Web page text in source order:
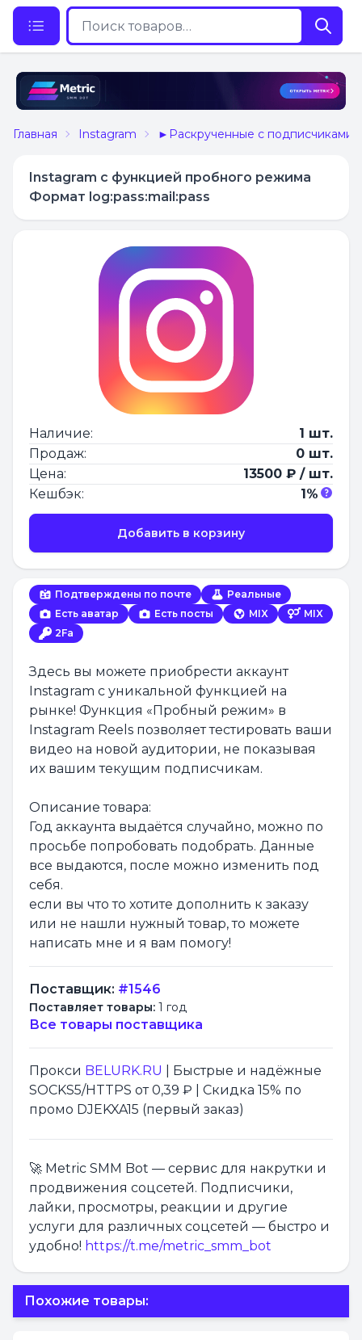
Главная Instagram ►Раскрученные с подписчиками
Instagram с функцией пробного режима
Формат log:pass:mail:pass
Подтверждены по почте
Реальные
Есть аватар
Есть посты MIX
MIX
2Fa
Здесь вы можете приобрести аккаунт
Instagram с уникальной функцией на
рынке! Функция «Пробный режим» в
Instagram Reels позволяет тестировать ваши
видео на новой аудитории, не показывая
их вашим текущим подписчикам.
Описание товара:
Год аккаунта выдаётся случайно, можно по
просьбе попробовать подобрать. Данные
все выдаются, после можно изменить под
себя.
если вы что то хотите дополнить к заказу
или не нашли нужный товар, то можете
написать мне и я вам помогу!
Поставщик: #1546
Поставляет товары: 1 год
Все товары поставщика
Прокси BELURK.RU
| Быстрые и надёжные
SOCKS5/HTTPS от 0,39 ₽ | Скидка 15% по
промо DJEKXA15 (первый заказ)
🚀 Metric SMM Bot — сервис для накрутки и
продвижения соцсетей. Подписчики,
лайки, просмотры, реакции и другие
услуги для различных соцсетей — быстро и
удобно! https://t.me/metric_smm_bot
Наличие:
1 шт.
Продаж:
0 шт.
Цена:
13500 ₽ / шт.
Кешбэк:
1%
Добавить в корзину
Похожие товары: